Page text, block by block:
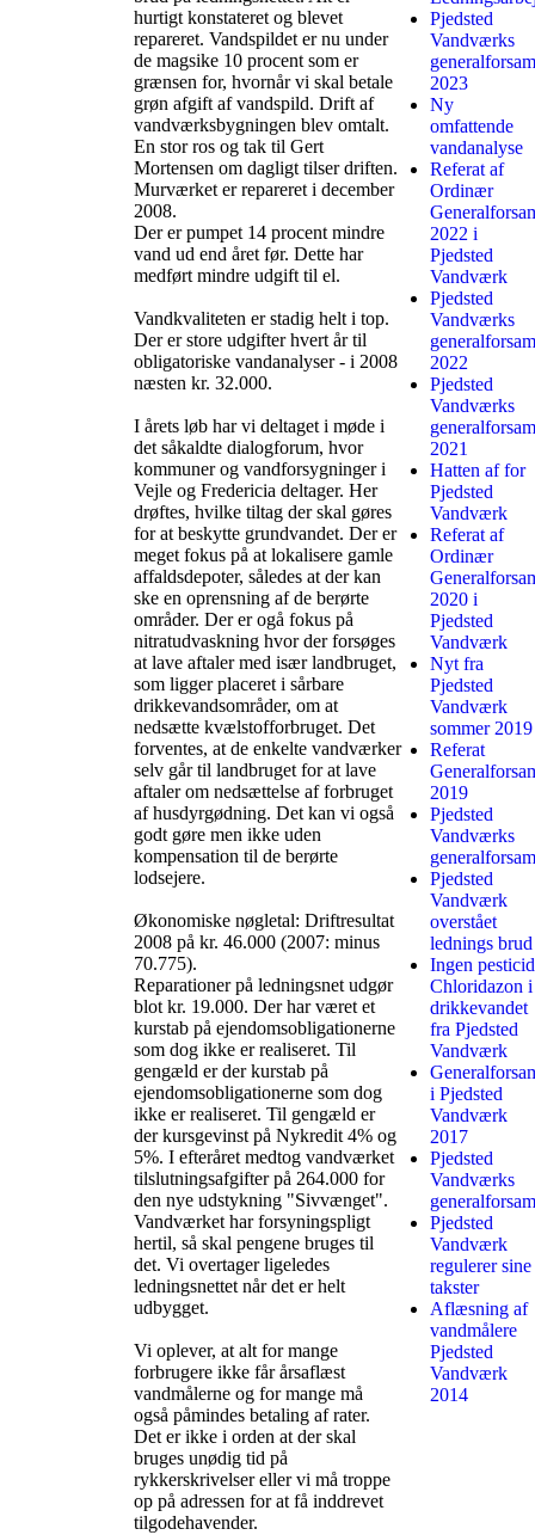
hurtigt konstateret og blevet
repareret. Vandspildet er nu under
de magsike 10 procent som er
grænsen for, hvornår vi skal betale
grøn afgift af vandspild. Drift af
vandværksbygningen blev omtalt.
En stor ros og tak til Gert
Mortensen om dagligt tilser driften.
Murværket er repareret i december
2008.
Der er pumpet 14 procent mindre
vand ud end året før. Dette har
medført mindre udgift til el.
Vandkvaliteten er stadig helt i top.
Der er store udgifter hvert år til
obligatoriske vandanalyser - i 2008
næsten kr. 32.000.
I årets løb har vi deltaget i møde i
det såkaldte dialogforum, hvor
kommuner og vandforsygninger i
Vejle og Fredericia deltager. Her
drøftes, hvilke tiltag der skal gøres
for at beskytte grundvandet. Der er
meget fokus på at lokalisere gamle
affaldsdepoter, således at der kan
ske en oprensning af de berørte
områder. Der er ogå fokus på
nitratudvaskning hvor der forsøges
at lave aftaler med især landbruget,
som ligger placeret i sårbare
drikkevandsområder, om at
nedsætte kvælstofforbruget. Det
forventes, at de enkelte vandværker
selv går til landbruget for at lave
aftaler om nedsættelse af forbruget
af husdyrgødning. Det kan vi også
godt gøre men ikke uden
kompensation til de berørte
lodsejere.
Økonomiske nøgletal: Driftresultat
2008 på kr. 46.000 (2007: minus
70.775).
Reparationer på ledningsnet udgør
blot kr. 19.000. Der har været et
kurstab på ejendomsobligationerne
som dog ikke er realiseret. Til
gengæld er der kurstab på
ejendomsobligationerne som dog
ikke er realiseret. Til gengæld er
der kursgevinst på Nykredit 4% og
5%. I efteråret medtog vandværket
tilslutningsafgifter på 264.000 for
den nye udstykning "Sivvænget".
Vandværket har forsyningspligt
hertil, så skal pengene bruges til
det. Vi overtager ligeledes
ledningsnettet når det er helt
udbygget.
Vi oplever, at alt for mange
forbrugere ikke får årsaflæst
vandmålerne og for mange må
også påmindes betaling af rater.
Det er ikke i orden at der skal
bruges unødig tid på
rykkerskrivelser eller vi må troppe
op på adressen for at få inddrevet
tilgodehavender.
Pjedsted
Vandværks
2023
Ny
omfattende
vandanalyse
Referat af
Ordinær
2022 i
Pjedsted
Vandværk
Pjedsted
Vandværks
2022
Pjedsted
Vandværks
2021
Hatten af for
Pjedsted
Vandværk
Referat af
Ordinær
2020 i
Pjedsted
Vandværk
Nyt fra
Pjedsted
Vandværk
sommer 2019
Referat
2019
Pjedsted
Vandværks
Pjedsted
Vandværk
overstået
lednings brud
Ingen pesticid
Chloridazon i
drikkevandet
fra Pjedsted
Vandværk
i Pjedsted
Vandværk
2017
Pjedsted
Vandværks
Pjedsted
Vandværk
regulerer sine
takster
Aflæsning af
vandmålere
Pjedsted
Vandværk
2014